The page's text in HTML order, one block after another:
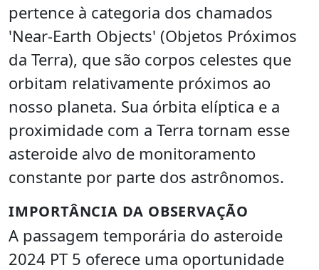
pertence à categoria dos chamados
'Near-Earth Objects' (Objetos Próximos
da Terra), que são corpos celestes que
orbitam relativamente próximos ao
nosso planeta. Sua órbita elíptica e a
proximidade com a Terra tornam esse
asteroide alvo de monitoramento
constante por parte dos astrônomos.
IMPORTÂNCIA DA OBSERVAÇÃO
A passagem temporária do asteroide
2024 PT 5 oferece uma oportunidade